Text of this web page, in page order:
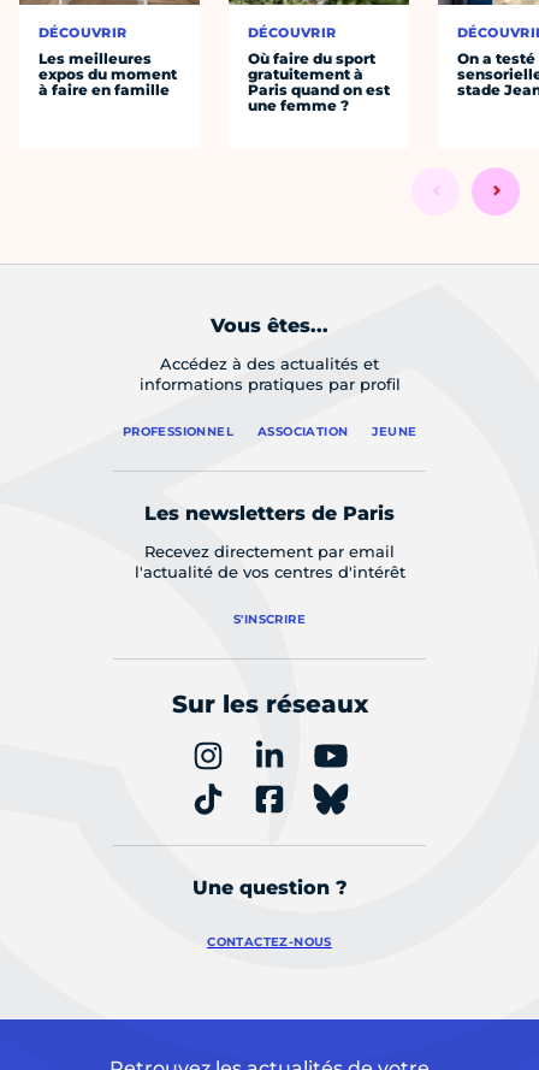
DÉCOUVRIR
Les meilleures
expos du moment
à faire en famille
DÉCOUVRIR
Où faire du sport
gratuitement à
Paris quand on est
une femme ?
On a
stade
Vous êtes...
Accédez à des actualités et
informations pratiques par profil
PROFESSIONNEL ASSOCIATION JEUNE
Les newsletters de Paris
Recevez directement par email
l'actualité de vos centres d'intérêt
S'INSCRIRE
Sur les réseaux
Une question ?
CONTACTEZ-NOUS